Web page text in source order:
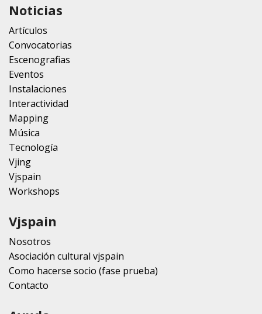
Noticias
Artículos
Convocatorias
Escenografias
Eventos
Instalaciones
Interactividad
Mapping
Música
Tecnología
Vjing
Vjspain
Workshops
Vjspain
Nosotros
Asociación cultural vjspain
Como hacerse socio (fase prueba)
Contacto